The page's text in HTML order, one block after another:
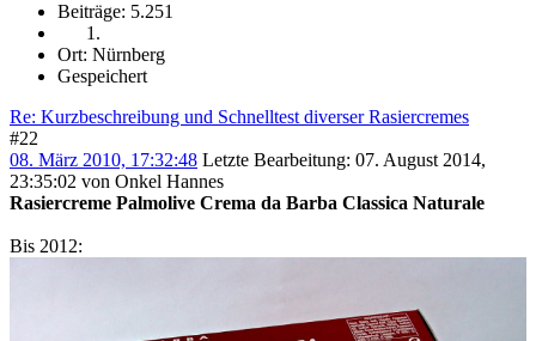
Beiträge: 5.251
Ort: Nürnberg
Gespeichert
Re: Kurzbeschreibung und Schnelltest diverser Rasiercremes
#22
08. März 2010, 17:32:48 Letzte Bearbeitung: 07. August 2014,
23:35:02 von Onkel Hannes
Rasiercreme Palmolive Crema da Barba Classica Naturale
Bis 2012: